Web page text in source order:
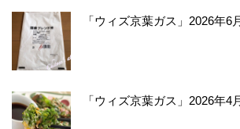
「ウィズ京葉ガス」2026年6
「ウィズ京葉ガス」2026年4